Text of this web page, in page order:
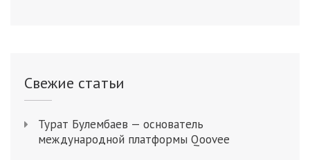
Свежие статьи
Турат Булембаев — основатель
международной платформы Qoovee